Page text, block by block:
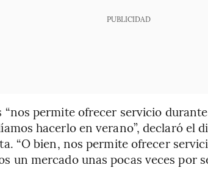
PUBLICIDAD
“nos permite ofrecer servicio
hacerlo en verano”, declaró el
“O bien, nos permite ofrecer
un mercado unas pocas veces por